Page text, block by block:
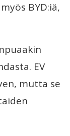
BYD:iä,
EV
mutta se